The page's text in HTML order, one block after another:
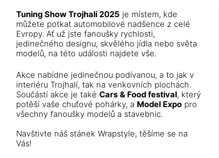
Tuning Show Trojhalí 2025 je místem, kde
můžete potkat automobilové nadšence z celé
Evropy. Ať už jste fanoušky rychlosti,
jedinečného designu, skvělého jídla nebo světa
modelů, na této události najdete vše.
Akce nabídne jedinečnou podívanou, a to jak v
interiéru Trojhalí, tak na venkovních plochách.
Součástí akce je takéCars & Food festival, který
potěší vaše chuťové pohárky, a Model Expo pro
všechny fanoušky modelů a stavebnic.
Navštivte náš stánek Wrapstyle, těšíme se na
Vás!